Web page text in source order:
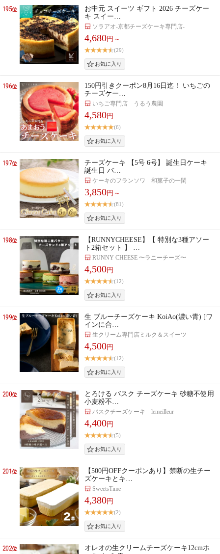
195位
お中元 スイーツ ギフト 2026 チーズケー
キ スイー…
ソラアオ-京都チーズケーキ専門店-
4,680円～
(29)
196位
150円引きクーポン8月16日迄！ いちごの
チーズケー…
いちご専門店 うるう農園
4,580円
(6)
197位
チーズケーキ 【5号 6号】 誕生日ケーキ
誕生日 バ…
ケーキのフランソワ 和菓子の一閑
3,850円～
(81)
198位
【RUNNYCHEESE】【 特別な3種アソー
ト2箱セット 】 …
RUNNY CHEESE 〜ラニーチーズ〜
4,500円
(12)
199位
生 ブルーチーズケーキ KoiAo(濃い青) [ワ
インに合…
生クリーム専門店ミルク＆スイーツ
4,500円
(12)
200位
とろける バスク チーズケーキ 砂糖不使用
小麦粉不…
バスクチーズケーキ lemeilleur
4,400円
(5)
201位
【500円OFFクーポンあり】禁断の生チー
ズケーキとキ…
SweetsTime
4,380円
(2)
202位
オレオの生クリームチーズケーキ12cmホ